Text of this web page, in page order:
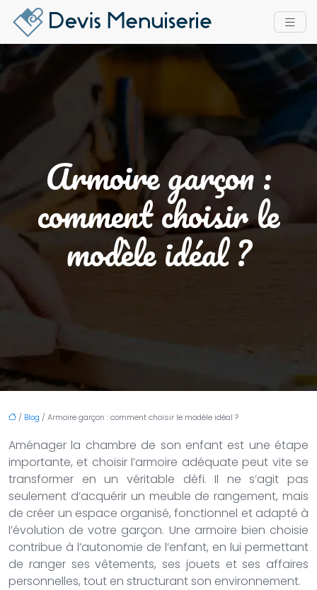
Armoire garçon :
comment choisir le
modèle idéal ?
/ Blog / Armoire garçon : comment choisir le modèle idéal ?
Aménager la chambre de son enfant est une étape
importante, et choisir l’armoire adéquate peut vite se
transformer en un véritable défi. Il ne s’agit pas
seulement d’acquérir un meuble de rangement, mais
de créer un espace organisé, fonctionnel et adapté à
l’évolution de votre garçon. Une armoire bien choisie
contribue à l’autonomie de l’enfant, en lui permettant
de ranger ses vêtements, ses jouets et ses affaires
personnelles, tout en structurant son environnement.